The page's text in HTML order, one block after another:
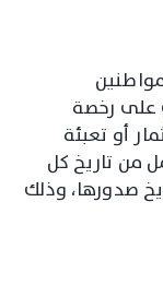
على رخصة
أو تعبئة
من تاريخ كل
صدورها، وذلك